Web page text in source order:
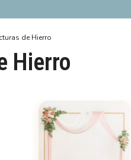
de Hierro
Hierro